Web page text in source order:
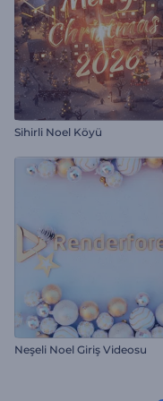
Sihirli Noel Köyü
Neşeli Noel Giriş Videosu